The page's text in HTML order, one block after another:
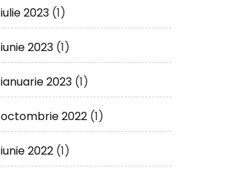
iulie 2023(1)
iunie 2023(1)
ianuarie 2023(1)
octombrie 2022(1)
iunie 2022(1)